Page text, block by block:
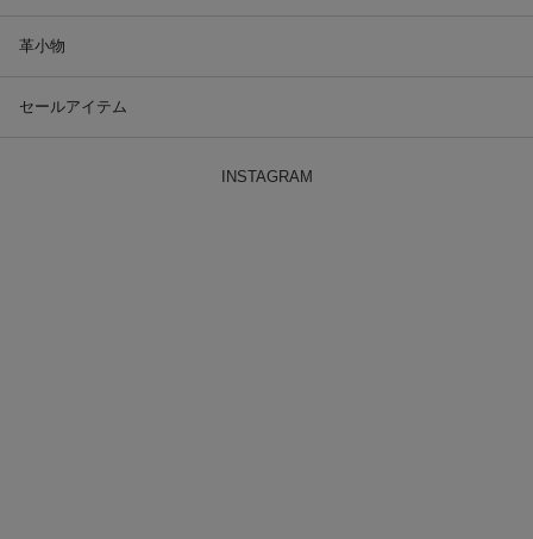
革小物
セールアイテム
INSTAGRAM